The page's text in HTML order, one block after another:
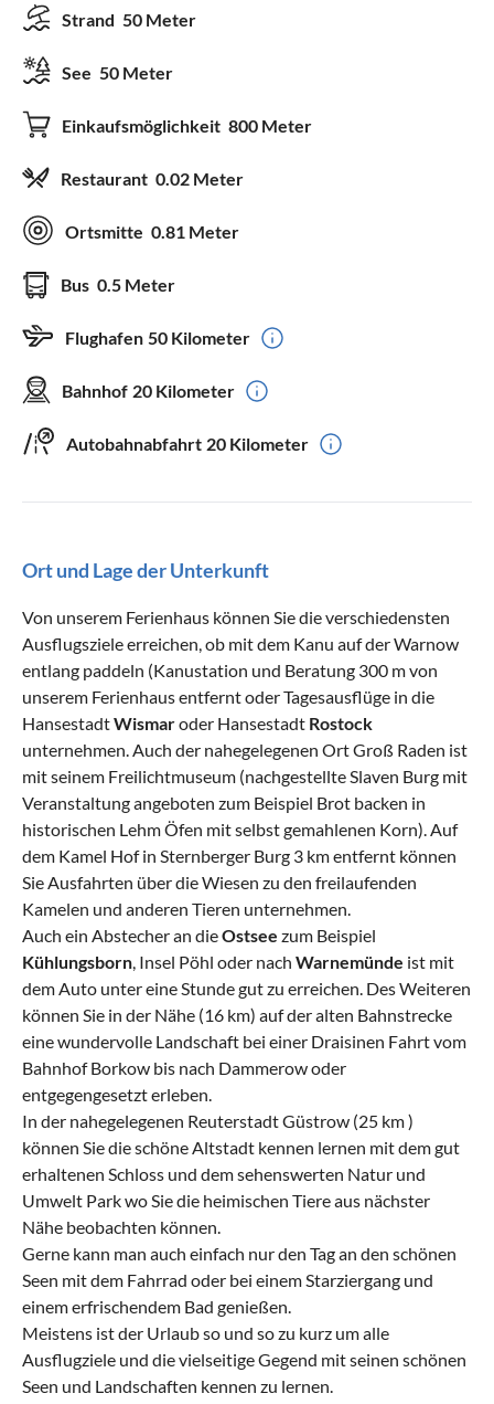
Strand 50 Meter
See 50 Meter
Einkaufsmöglichkeit 800 Meter
Restaurant 0.02 Meter
Ortsmitte 0.81 Meter
Bus 0.5 Meter
Flughafen 50 Kilometer
Bahnhof 20 Kilometer
Autobahnabfahrt 20 Kilometer
Ort und Lage der Unterkunft
Von unserem Ferienhaus können Sie die verschiedensten
Ausflugsziele erreichen, ob mit dem Kanu auf der Warnow
entlang paddeln (Kanustation und Beratung 300 m von
unserem Ferienhaus entfernt oder Tagesausflüge in die
HansestadtWismaroder Hansestadt Rostock
unternehmen. Auch der nahegelegenen Ort Groß Raden ist
mit seinem Freilichtmuseum (nachgestellte Slaven Burg mit
Veranstaltung angeboten zum Beispiel Brot backen in
historischen Lehm Öfen mit selbst gemahlenen Korn). Auf
dem Kamel Hof in Sternberger Burg 3 km entfernt können
Sie Ausfahrten über die Wiesen zu den freilaufenden
Kamelen und anderen Tieren unternehmen.
Auch ein Abstecher an dieOstsee zum Beispiel
Kühlungsborn , Insel Pöhl oder nach Warnemünde ist mit
dem Auto unter eine Stunde gut zu erreichen. Des Weiteren
können Sie in der Nähe (16 km) auf der alten Bahnstrecke
eine wundervolle Landschaft bei einer Draisinen Fahrt vom
Bahnhof Borkow bis nach Dammerow oder
entgegengesetzt erleben.
In der nahegelegenen Reuterstadt Güstrow (25 km )
können Sie die schöne Altstadt kennen lernen mit dem gut
erhaltenen Schloss und dem sehenswerten Natur und
Umwelt Park wo Sie die heimischen Tiere aus nächster
Nähe beobachten können.
Gerne kann man auch einfach nur den Tag an den schönen
Seen mit dem Fahrrad oder bei einem Starziergang und
einem erfrischendem Bad genießen.
Meistens ist der Urlaub so und so zu kurz um alle
Ausflugziele und die vielseitige Gegend mit seinen schönen
Seen und Landschaften kennen zu lernen.